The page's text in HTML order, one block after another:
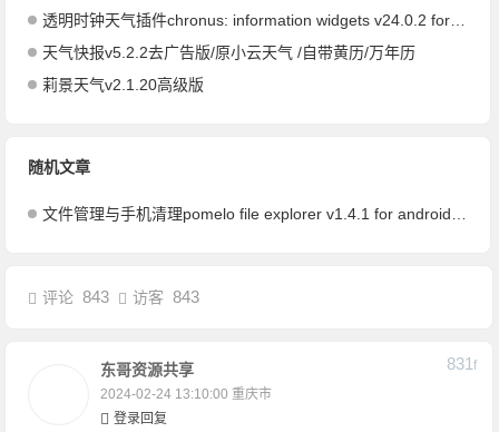
透明时钟天气插件chronus: information widgets v24.0.2 for android付费专业版
天气快报v5.2.2去广告版/原小云天气 /自带黄历/万年历
莉景天气v2.1.20高级版
随机文章
文件管理与手机清理pomelo file explorer v1.4.1 for android修改版
评论843 访客843
东哥资源共享
2024-02-24 13:10:00 重庆市
831F
登录回复